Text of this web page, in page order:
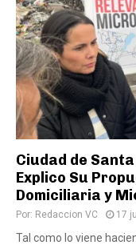
Ciudad de
Explico Su
Domiciliaria y
Por: Redaccion VC 17
Tal como lo viene